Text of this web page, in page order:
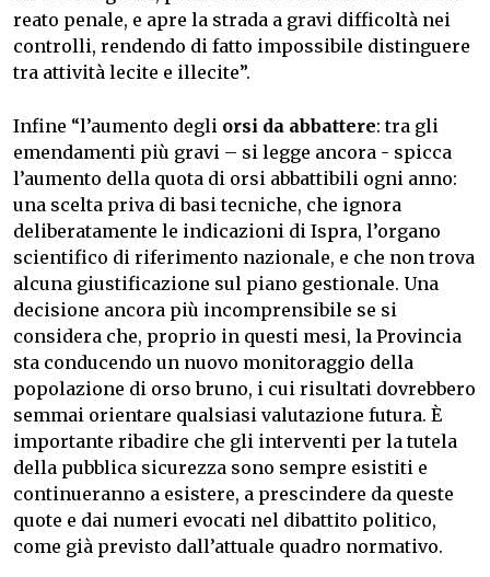
reato penale, e apre la strada a gravi difficoltà nei
controlli, rendendo di fatto impossibile distinguere
tra attività lecite e illecite”.
Infine “l’aumento degli orsi da abbattere: tra gli
emendamenti più gravi – si legge ancora - spicca
l’aumento della quota di orsi abbattibili ogni anno:
una scelta priva di basi tecniche, che ignora
deliberatamente le indicazioni di Ispra, l’organo
scientifico di riferimento nazionale, e che non trova
alcuna giustificazione sul piano gestionale. Una
decisione ancora più incomprensibile se si
considera che, proprio in questi mesi, la Provincia
sta conducendo un nuovo monitoraggio della
popolazione di orso bruno, i cui risultati dovrebbero
semmai orientare qualsiasi valutazione futura. È
importante ribadire che gli interventi per la tutela
della pubblica sicurezza sono sempre esistiti e
continueranno a esistere, a prescindere da queste
quote e dai numeri evocati nel dibattito politico,
come già previsto dall’attuale quadro normativo.